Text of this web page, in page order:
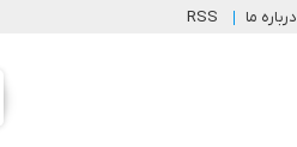
درباره ما RSS